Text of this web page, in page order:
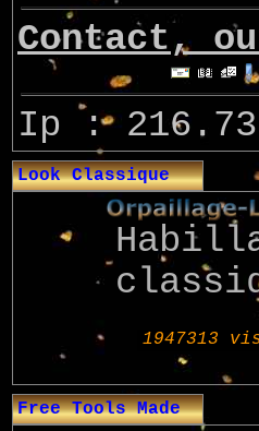
Contact,
Ip :
Look Classique
Free Tools Made